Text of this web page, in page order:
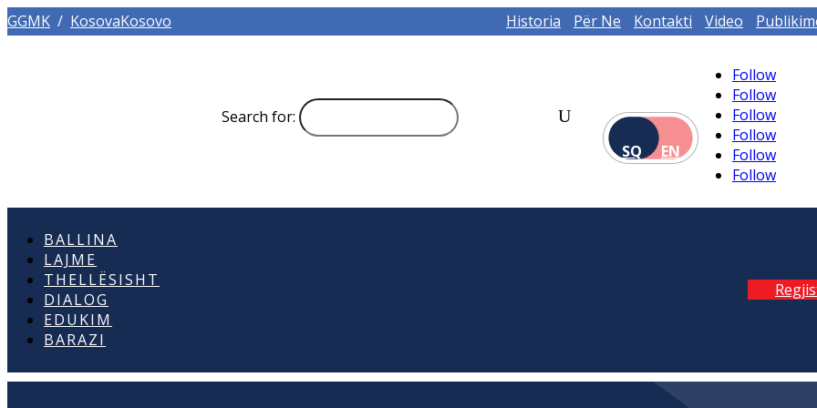
GGMK / KosovaKosovo Historia Për Ne Kontakti Video
Search for:
SQ
EN
Follow
Follow
Follow
Follow
Follow
Follow
BALLINA
LAJME
THELLËSISHT
DIALOG
EDUKIM
BARAZI